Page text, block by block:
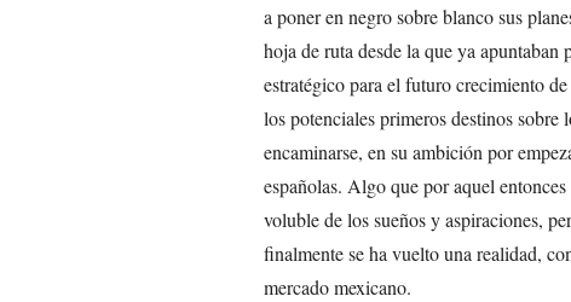
a poner en negro sobre blanco sus
hoja de ruta desde la que ya
estratégico para el futuro crecimiento
los potenciales primeros destinos
encaminarse, en su ambición por
españolas. Algo que por aquel
voluble de los sueños y aspiraciones,
finalmente se ha vuelto una realidad,
mercado mexicano.